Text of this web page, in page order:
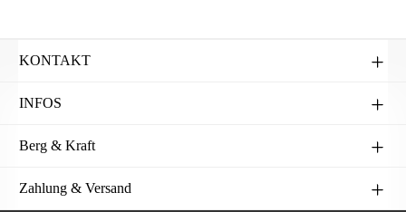
KONTAKT
INFOS
Berg & Kraft
Zahlung & Versand